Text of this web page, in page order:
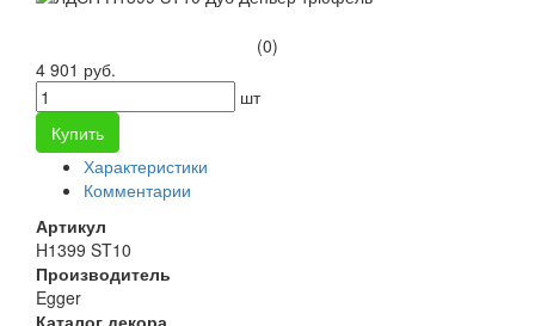
(0)
4 901 руб.
шт
Купить
Характеристики
Комментарии
Артикул
H1399 ST10
Производитель
Egger
Каталог декора